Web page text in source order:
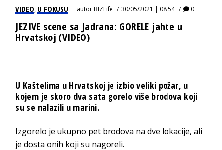
VIDEO, U FOKUSU autorBIZLife 30/05/2021 | 08:54 0
JEZIVE scene sa Jadrana: GORELE jahte u
Hrvatskoj (VIDEO)
U Kaštelima u Hrvatskoj je izbio veliki požar, u
kojem je skoro dva sata gorelo više brodova koji
su se nalazili u marini.
Izgorelo je ukupno pet brodova na dve lokacije, ali
je dosta onih koji su nagoreli.